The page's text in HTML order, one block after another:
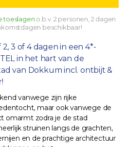
toeslagen o.b.v. 2 personen, 2 dagen
beschikbaar!
2, 3 of 4 dagen in een 4*-
in het hart van de
van Dokkum incl. ontbijt &
vanwege zijn rijke
maar ook vanwege de
omarmt zodra je de stad
struinen langs de grachten,
en de prachtige architectuur